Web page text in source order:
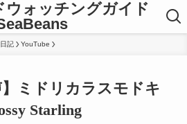
ウォッチングガイド
記 YouTube
】ミドリカラスモドキ
Starling